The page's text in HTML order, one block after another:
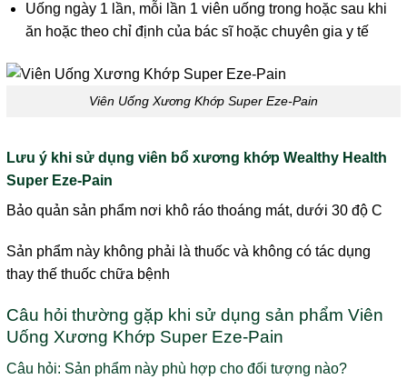
Uống ngày 1 lần, mỗi lần 1 viên uống trong hoặc sau khi
ăn hoặc theo chỉ định của bác sĩ hoặc chuyên gia y tế
Viên Uống Xương Khớp Super Eze-Pain
Lưu ý khi sử dụng viên bổ xương khớp Wealthy Health
Super Eze-Pain
Bảo quản sản phẩm nơi khô ráo thoáng mát, dưới 30 độ C
Sản phẩm này không phải là thuốc và không có tác dụng
thay thế thuốc chữa bệnh
Câu hỏi thường gặp khi sử dụng sản phẩm Viên
Uống Xương Khớp Super Eze-Pain
Câu hỏi: Sản phẩm này phù hợp cho đối tượng nào?